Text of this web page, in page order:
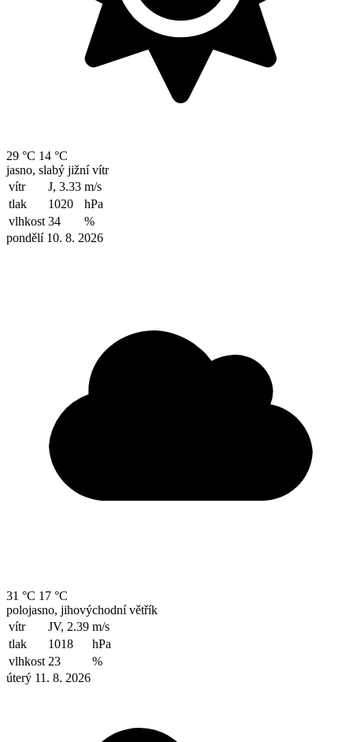
29 °C 14 °C
jasno, slabý jižní vítr
vítr
J, 3.33 m/s
tlak
1020
hPa
vlhkost 34
%
pondělí 10. 8. 2026
31 °C 17 °C
polojasno, jihovýchodní větřík
vítr
JV, 2.39 m/s
tlak
1018
hPa
vlhkost 23
%
úterý 11. 8. 2026